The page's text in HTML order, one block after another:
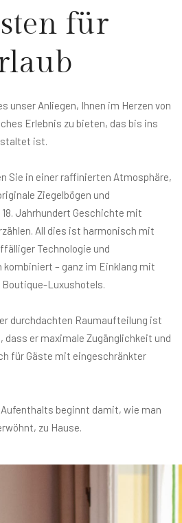
für
unser Anliegen, Ihnen im Herzen von
Erlebnis zu bieten, das bis ins
ist.
Sie in einer raffinierten Atmosphäre,
Ziegelbögen und
Jahrhundert Geschichte mit
All dies ist harmonisch mit
Technologie und
– ganz im Einklang mit
Boutique-Luxushotels.
durchdachten Raumaufteilung ist
er maximale Zugänglichkeit und
für Gäste mit eingeschränkter
beginnt damit, wie man
zu Hause.